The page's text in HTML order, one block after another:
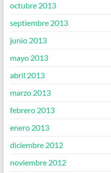
octubre 2013
septiembre 2013
junio 2013
mayo 2013
abril 2013
marzo 2013
febrero 2013
enero 2013
diciembre 2012
noviembre 2012